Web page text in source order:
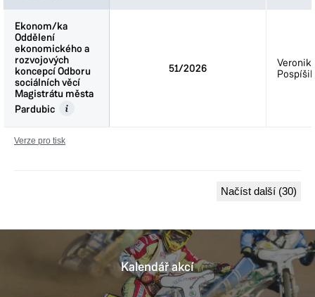
Ekonom/ka
Oddělení
ekonomického a
rozvojových
koncepcí Odboru
sociálních věcí
Magistrátu města
Pardubic
51/2026
Ekonom/ka
Oddělení
ekonomického a
rozvojových
koncepcí Odboru
sociálních věcí
Magistrátu města
Pardubic
Verze pro tisk
Načíst další (30)
Kalendář akcí